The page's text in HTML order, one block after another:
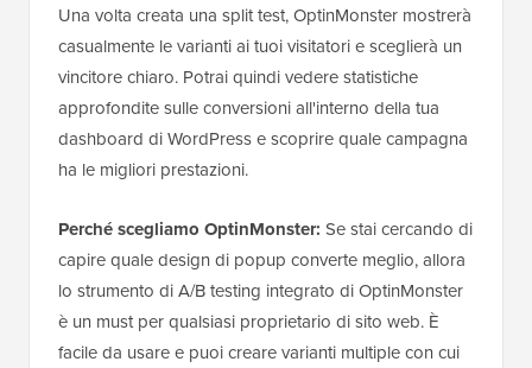
Una volta creata una split test, OptinMonster mostrerà
casualmente le varianti ai tuoi visitatori e sceglierà un
vincitore chiaro. Potrai quindi vedere statistiche
approfondite sulle conversioni all'interno della tua
dashboard di WordPress e scoprire quale campagna
ha le migliori prestazioni.
Perché scegliamo OptinMonster: Se stai cercando di
capire quale design di popup converte meglio, allora
lo strumento di A/B testing integrato di OptinMonster
è un must per qualsiasi proprietario di sito web. È
facile da usare e puoi creare varianti multiple con cui